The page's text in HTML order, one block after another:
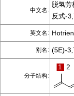
中文名:
脱氢芳
反式-
英文名:
别名: (5E)-
分子结构:
1 2